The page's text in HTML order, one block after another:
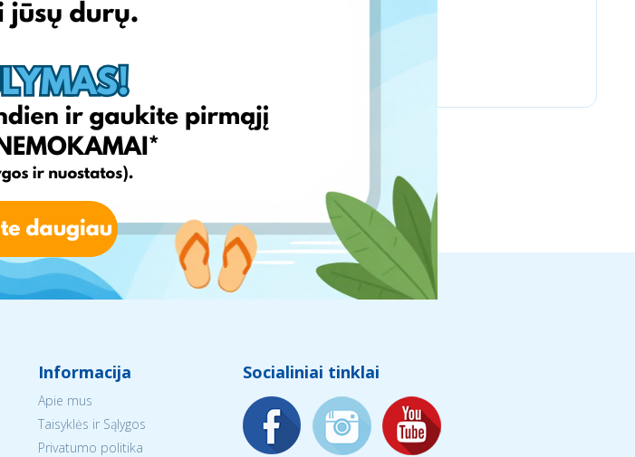
Informacija
Apie mus
Taisyklės ir Sąlygos
Privatumo politika
Socialiniai tinklai